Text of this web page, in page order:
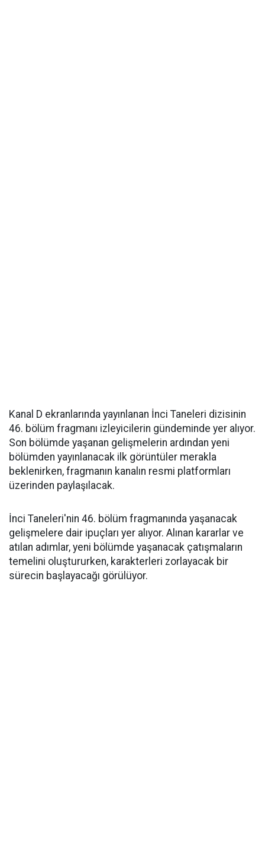
Kanal D ekranlarında yayınlanan İnci Taneleri dizisinin
46. bölüm fragmanı izleyicilerin gündeminde yer alıyor.
Son bölümde yaşanan gelişmelerin ardından yeni
bölümden yayınlanacak ilk görüntüler merakla
beklenirken, fragmanın kanalın resmi platformları
üzerinden paylaşılacak.
İnci Taneleri'nin 46. bölüm fragmanında yaşanacak
gelişmelere dair ipuçları yer alıyor. Alınan kararlar ve
atılan adımlar, yeni bölümde yaşanacak çatışmaların
temelini oluştururken, karakterleri zorlayacak bir
sürecin başlayacağı görülüyor.